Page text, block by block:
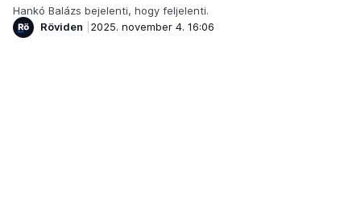
Hankó Balázs bejelenti, hogy feljelenti.
Röviden
2025. november 4. 16:06